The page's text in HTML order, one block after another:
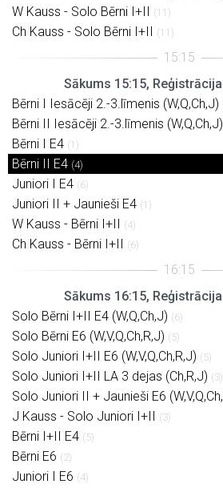
W Kauss - Solo Bērni I+II (11)
Ch Kauss - Solo Bērni I+II (11)
Sākums 15:15,
Bērni I Iesācēji 2.-3.līmenis (W,Q,Ch,J)
Bērni II Iesācēji 2.-3.līmenis (W,Q,Ch,J)
Bērni I E4 (1)
Bērni II E4 (4)
Juniori I E4 (6)
Juniori II + Jaunieši E4 (1)
W Kauss - Bērni I+II (4)
Ch Kauss - Bērni I+II (6)
Sākums 16:15,
Solo Bērni I+II E4 (W,Q,Ch,J) (6)
Solo Bērni E6 (W,V,Q,Ch,R,J) (5)
Solo Juniori I+II E6 (W,V,Q,Ch,R,J) (5)
Solo Juniori I+II LA 3 dejas (Ch,R,J) (3)
Solo Juniori II + Jaunieši E6
J Kauss - Solo Juniori I+II (3)
Bērni I+II E4 (5)
Bērni E6 (2)
Juniori I E6 (4)